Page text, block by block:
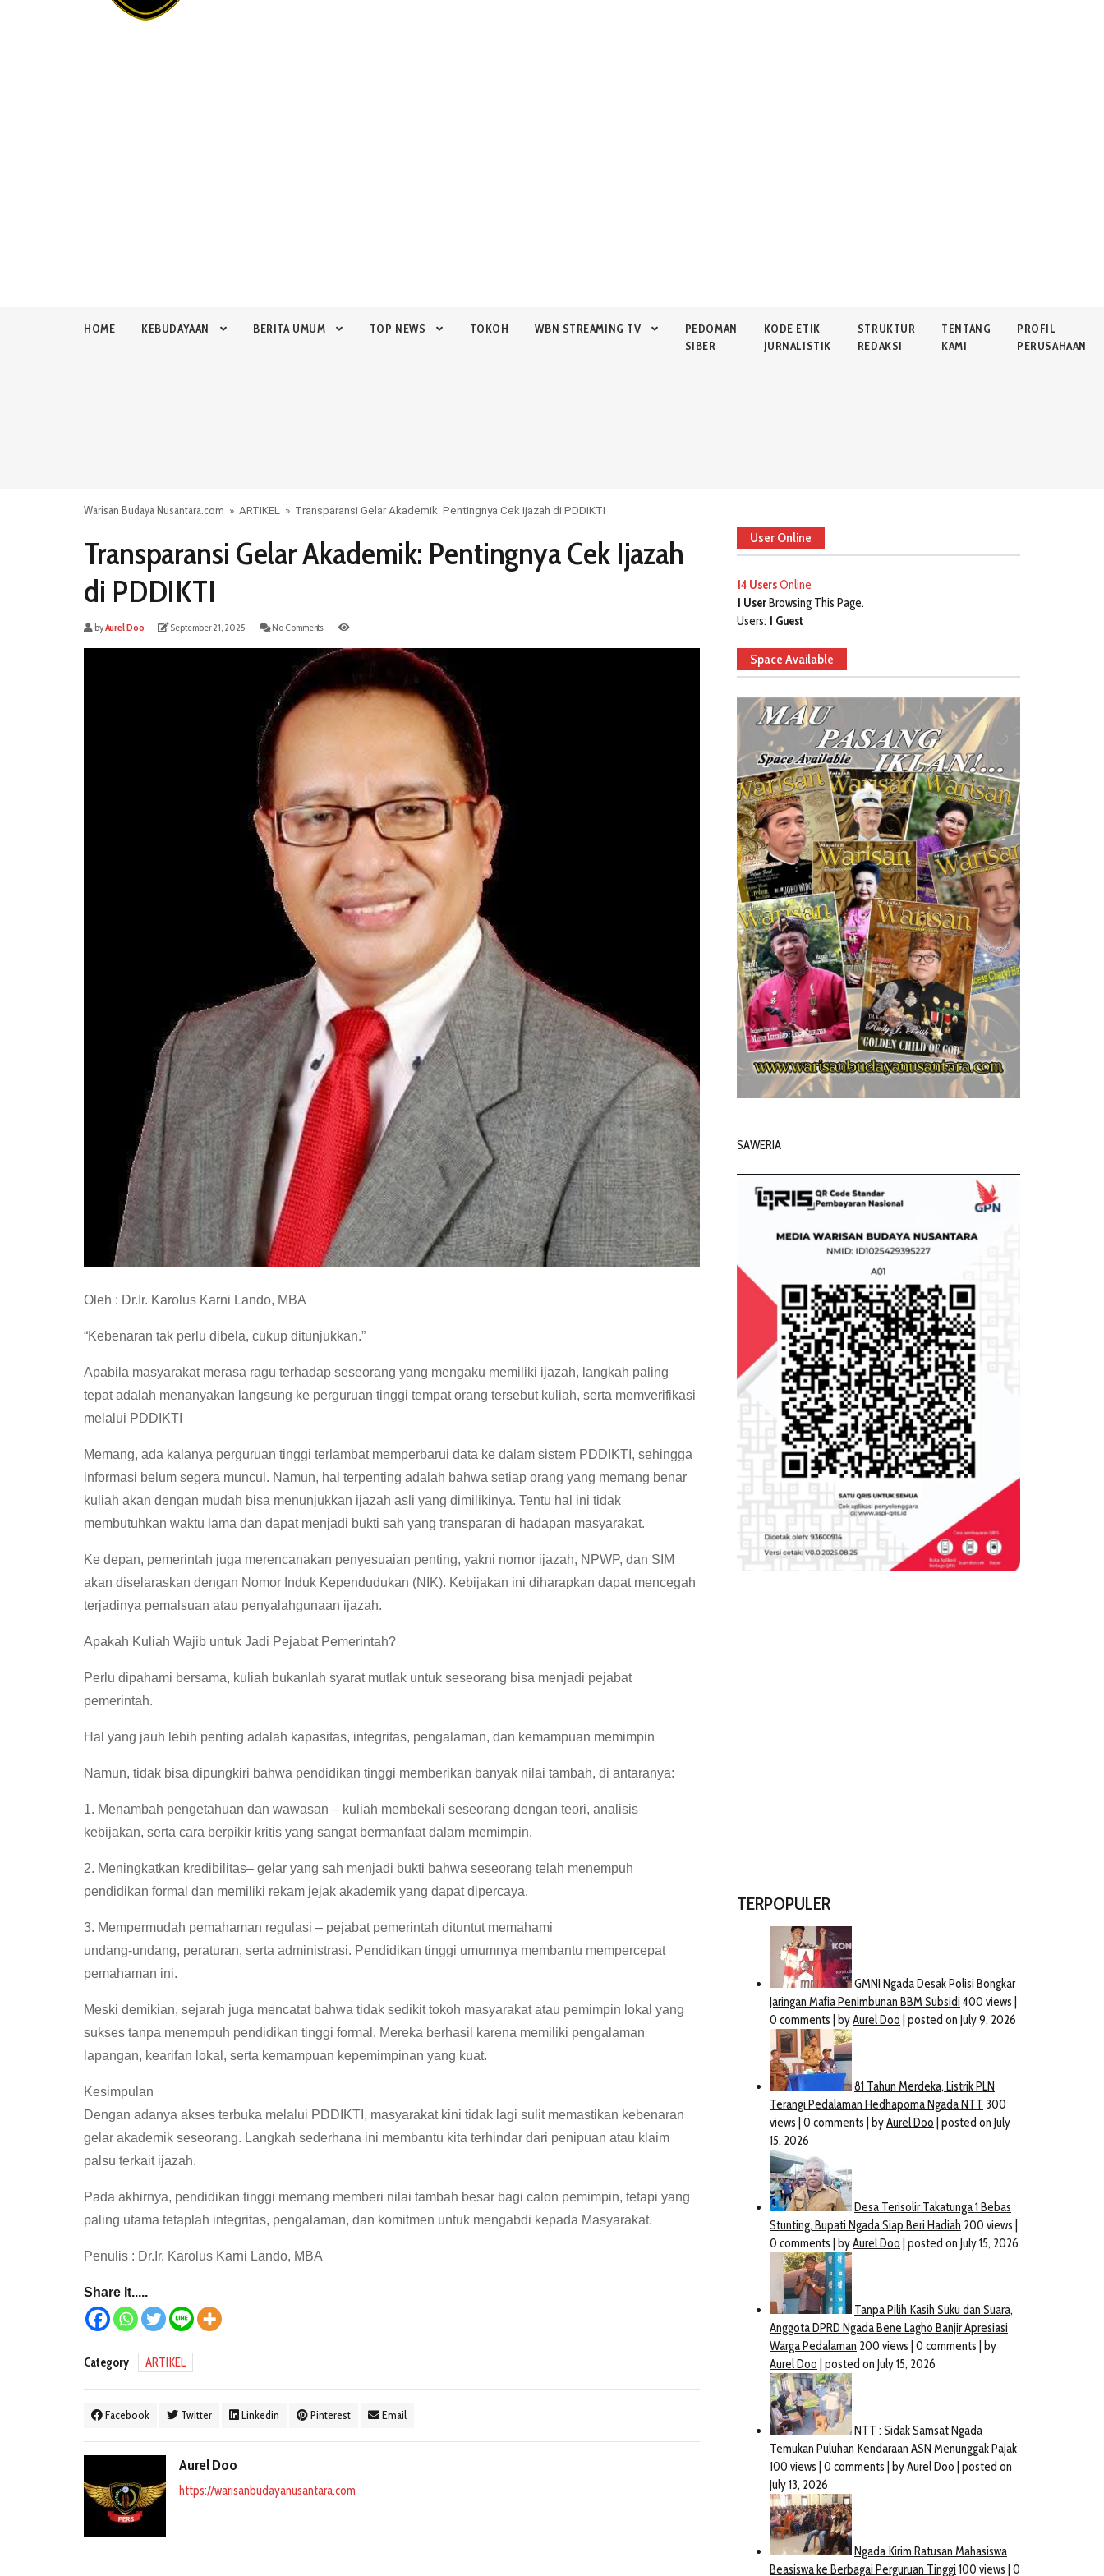
HOME KEBUDAYAAN BERITA UMUM TOP NEWS TOKOH WBN STREAMING TV
PEDOMAN
SIBER
KODE ETIK
JURNALISTIK
STRUKTUR
REDAKSI
TENTANG
KAMI
PROFIL
PERUSAHAAN
Warisan Budaya Nusantara.com » ARTIKEL » Transparansi Gelar Akademik: Pentingnya Cek Ijazah di PDDIKTI
Transparansi Gelar Akademik: Pentingnya Cek Ijazah
di PDDIKTI
byAurel Doo September 21, 2025 No Comments
Oleh : Dr.Ir. Karolus Karni Lando, MBA
“Kebenaran tak perlu dibela, cukup ditunjukkan.”
Apabila masyarakat merasa ragu terhadap seseorang yang mengaku memiliki ijazah, langkah paling
tepat adalah menanyakan langsung ke perguruan tinggi tempat orang tersebut kuliah, serta memverifikasi
melalui PDDIKTI
Memang, ada kalanya perguruan tinggi terlambat memperbarui data ke dalam sistem PDDIKTI, sehingga
informasi belum segera muncul. Namun, hal terpenting adalah bahwa setiap orang yang memang benar
kuliah akan dengan mudah bisa menunjukkan ijazah asli yang dimilikinya. Tentu hal ini tidak
membutuhkan waktu lama dan dapat menjadi bukti sah yang transparan di hadapan masyarakat.
Ke depan, pemerintah juga merencanakan penyesuaian penting, yakni nomor ijazah, NPWP, dan SIM
akan diselaraskan dengan Nomor Induk Kependudukan (NIK). Kebijakan ini diharapkan dapat mencegah
terjadinya pemalsuan atau penyalahgunaan ijazah.
Apakah Kuliah Wajib untuk Jadi Pejabat Pemerintah?
Perlu dipahami bersama, kuliah bukanlah syarat mutlak untuk seseorang bisa menjadi pejabat
pemerintah.
Hal yang jauh lebih penting adalah kapasitas, integritas, pengalaman, dan kemampuan memimpin
Namun, tidak bisa dipungkiri bahwa pendidikan tinggi memberikan banyak nilai tambah, di antaranya:
1. Menambah pengetahuan dan wawasan – kuliah membekali seseorang dengan teori, analisis
kebijakan, serta cara berpikir kritis yang sangat bermanfaat dalam memimpin.
2. Meningkatkan kredibilitas– gelar yang sah menjadi bukti bahwa seseorang telah menempuh
pendidikan formal dan memiliki rekam jejak akademik yang dapat dipercaya.
3. Mempermudah pemahaman regulasi – pejabat pemerintah dituntut memahami
undang-undang, peraturan, serta administrasi. Pendidikan tinggi umumnya membantu mempercepat
pemahaman ini.
Meski demikian, sejarah juga mencatat bahwa tidak sedikit tokoh masyarakat atau pemimpin lokal yang
sukses tanpa menempuh pendidikan tinggi formal. Mereka berhasil karena memiliki pengalaman
lapangan, kearifan lokal, serta kemampuan kepemimpinan yang kuat.
Kesimpulan
Dengan adanya akses terbuka melalui PDDIKTI, masyarakat kini tidak lagi sulit memastikan kebenaran
gelar akademik seseorang. Langkah sederhana ini membantu kita terhindar dari penipuan atau klaim
palsu terkait ijazah.
Pada akhirnya, pendidikan tinggi memang memberi nilai tambah besar bagi calon pemimpin, tetapi yang
paling utama tetaplah integritas, pengalaman, dan komitmen untuk mengabdi kepada Masyarakat.
Penulis : Dr.Ir. Karolus Karni Lando, MBA
Share It.....
Category ARTIKEL
Facebook Twitter Linkedin Pinterest Email
Aurel Doo
https://warisanbudayanusantara.com
User Online
14 UsersOnline
1 UserBrowsing This Page.
Users: 1 Guest
Space Available
SAWERIA
TERPOPULER